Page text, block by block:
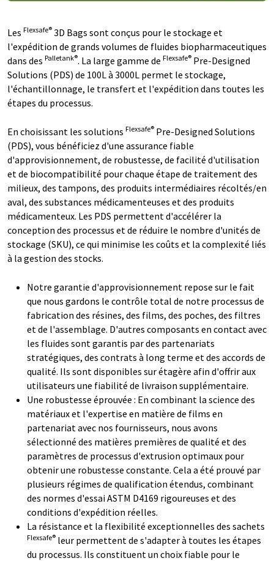
Les Flexsafe® 3D Bags sont conçus pour le stockage et
l'expédition de grands volumes de fluides biopharmaceutiques
dans des Palletank®. La large gamme de Flexsafe® Pre-Designed
Solutions (PDS) de 100L à 3000L permet le stockage,
l'échantillonnage, le transfert et l'expédition dans toutes les
étapes du processus.
En choisissant les solutions Flexsafe® Pre-Designed Solutions
(PDS), vous bénéficiez d'une assurance fiable
d'approvisionnement, de robustesse, de facilité d'utilisation
et de biocompatibilité pour chaque étape de traitement des
milieux, des tampons, des produits intermédiaires récoltés/en
aval, des substances médicamenteuses et des produits
médicamenteux. Les PDS permettent d'accélérer la
conception des processus et de réduire le nombre d'unités de
stockage (SKU), ce qui minimise les coûts et la complexité liés
à la gestion des stocks.
Notre garantie d'approvisionnement repose sur le fait
que nous gardons le contrôle total de notre processus de
fabrication des résines, des films, des poches, des filtres
et de l'assemblage. D'autres composants en contact avec
les fluides sont garantis par des partenariats
stratégiques, des contrats à long terme et des accords de
qualité. Ils sont disponibles sur étagère afin d'offrir aux
utilisateurs une fiabilité de livraison supplémentaire.
Une robustesse éprouvée : En combinant la science des
matériaux et l'expertise en matière de films en
partenariat avec nos fournisseurs, nous avons
sélectionné des matières premières de qualité et des
paramètres de processus d'extrusion optimaux pour
obtenir une robustesse constante. Cela a été prouvé par
plusieurs régimes de qualification étendus, combinant
des normes d'essai ASTM D4169 rigoureuses et des
conditions d'expédition réelles.
La résistance et la flexibilité exceptionnelles des sachets
Flexsafe® leur permettent de s'adapter à toutes les étapes
du processus. Ils constituent un choix fiable pour le